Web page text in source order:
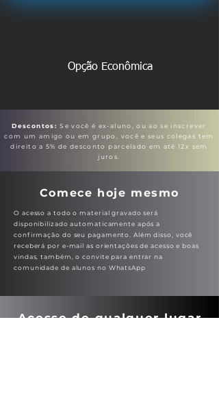
Opção Econômica
Descontos:Se você é ex-aluno, ou ao se inscrever
com um amigo ou em grupo, você e seus colegas tem
direito a 5% de desconto parcelado em até 12x sem
juros.
Comece hoje mesmo
O acesso a todo o material gravado será
disponibilizado automaticamente após a
confirmação do seu pagamento. Além disso, você
receberá por e-mail as orientações de acesso e boas
vindas, também, o convite para entrar na
comunidade de alunos no WhatsApp
Acesse de qualquer lugar